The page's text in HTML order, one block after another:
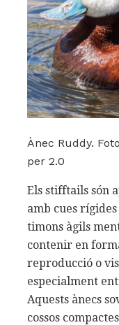
Ànec Ruddy.
per 2.0
Els stifftails són
amb cues
timons àgils
contenir en
reproducció o
especialment
Aquests ànecs
cossos